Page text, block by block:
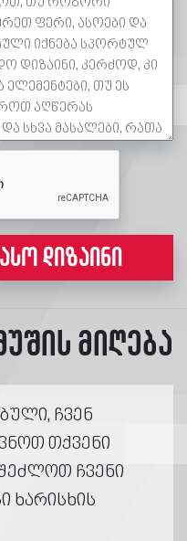
დიზაინი
მიღება
ჩვენ
თქვენი
ჩვენი
ხარისხის